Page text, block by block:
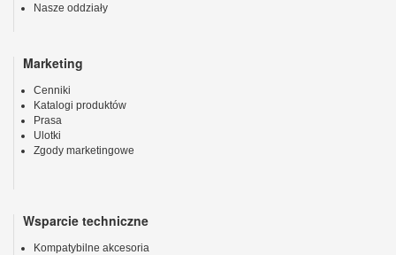
Nasze oddziały
Marketing
Cenniki
Katalogi produktów
Prasa
Ulotki
Zgody marketingowe
Wsparcie techniczne
Kompatybilne akcesoria